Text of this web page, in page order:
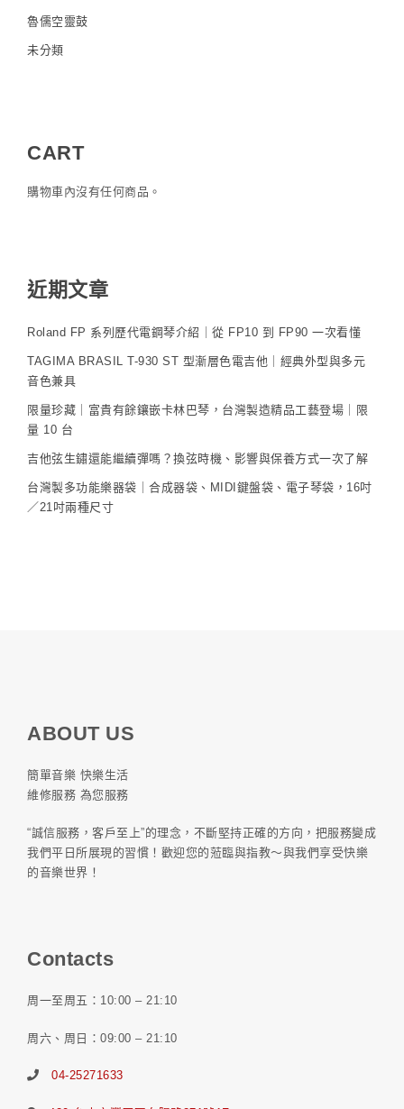
魯儒空靈鼓
未分類
CART
購物車內沒有任何商品。
近期文章
Roland FP 系列歷代電鋼琴介紹｜從 FP10 到 FP90 一次看懂
TAGIMA BRASIL T-930 ST 型漸層色電吉他｜經典外型與多元
音色兼具
限量珍藏｜富貴有餘鑲嵌卡林巴琴，台灣製造精品工藝登場｜限
量 10 台
吉他弦生鏽還能繼續彈嗎？換弦時機、影響與保養方式一次了解
台灣製多功能樂器袋｜合成器袋、MIDI鍵盤袋、電子琴袋，16吋
／21吋兩種尺寸
ABOUT US
簡單音樂 快樂生活
維修服務 為您服務
“誠信服務，客戶至上”的理念，不斷堅持正確的方向，把服務變成
我們平日所展現的習慣！歡迎您的蒞臨與指教～與我們享受快樂
的音樂世界！
Contacts
周一至周五：10:00 – 21:10
周六、周日：09:00 – 21:10
04-25271633